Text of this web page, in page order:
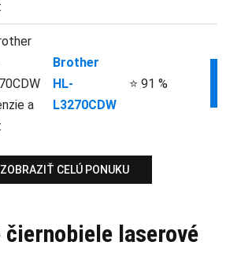
Brother
HL-
L3270CDW
⭐ 91 %
ZOBRAZIŤ CELÚ PONUKU
čiernobiele laserové